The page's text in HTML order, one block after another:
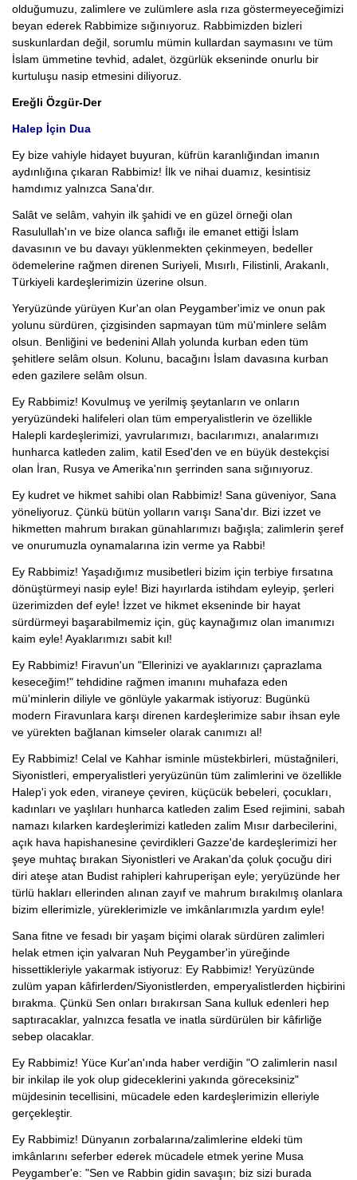
olduğumuzu, zalimlere ve zulümlere asla rıza göstermeyeceğimizi
beyan ederek Rabbimize sığınıyoruz. Rabbimizden bizleri
suskunlardan değil, sorumlu mümin kullardan saymasını ve tüm
İslam ümmetine tevhid, adalet, özgürlük ekseninde onurlu bir
kurtuluşu nasip etmesini diliyoruz.
Ereğli Özgür-Der
Halep İçin Dua
Ey bize vahiyle hidayet buyuran, küfrün karanlığından imanın
aydınlığına çıkaran Rabbimiz! İlk ve nihai duamız, kesintisiz
hamdımız yalnızca Sana'dır.
Salât ve selâm, vahyin ilk şahidi ve en güzel örneği olan
Rasulullah'ın ve bize olanca saflığı ile emanet ettiği İslam
davasının ve bu davayı yüklenmekten çekinmeyen, bedeller
ödemelerine rağmen direnen Suriyeli, Mısırlı, Filistinli, Arakanlı,
Türkiyeli kardeşlerimizin üzerine olsun.
Yeryüzünde yürüyen Kur'an olan Peygamber'imiz ve onun pak
yolunu sürdüren, çizgisinden sapmayan tüm mü'minlere selâm
olsun. Benliğini ve bedenini Allah yolunda kurban eden tüm
şehitlere selâm olsun. Kolunu, bacağını İslam davasına kurban
eden gazilere selâm olsun.
Ey Rabbimiz! Kovulmuş ve yerilmiş şeytanların ve onların
yeryüzündeki halifeleri olan tüm emperyalistlerin ve özellikle
Halepli kardeşlerimizi, yavrularımızı, bacılarımızı, analarımızı
hunharca katleden zalim, katil Esed'den ve en büyük destekçisi
olan İran, Rusya ve Amerika'nın şerrinden sana sığınıyoruz.
Ey kudret ve hikmet sahibi olan Rabbimiz! Sana güveniyor, Sana
yöneliyoruz. Çünkü bütün yolların varışı Sana'dır. Bizi izzet ve
hikmetten mahrum bırakan günahlarımızı bağışla; zalimlerin şeref
ve onurumuzla oynamalarına izin verme ya Rabbi!
Ey Rabbimiz! Yaşadığımız musibetleri bizim için terbiye fırsatına
dönüştürmeyi nasip eyle! Bizi hayırlarda istihdam eyleyip, şerleri
üzerimizden def eyle! İzzet ve hikmet ekseninde bir hayat
sürdürmeyi başarabilmemiz için, güç kaynağımız olan imanımızı
kaim eyle! Ayaklarımızı sabit kıl!
Ey Rabbimiz! Firavun'un "Ellerinizi ve ayaklarınızı çaprazlama
keseceğim!" tehdidine rağmen imanını muhafaza eden
mü'minlerin diliyle ve gönlüyle yakarmak istiyoruz: Bugünkü
modern Firavunlara karşı direnen kardeşlerimize sabır ihsan eyle
ve yürekten bağlanan kimseler olarak canımızı al!
Ey Rabbimiz! Celal ve Kahhar isminle müstekbirleri, müstağnileri,
Siyonistleri, emperyalistleri yeryüzünün tüm zalimlerini ve özellikle
Halep'i yok eden, viraneye çeviren, küçücük bebeleri, çocukları,
kadınları ve yaşlıları hunharca katleden zalim Esed rejimini, sabah
namazı kılarken kardeşlerimizi katleden zalim Mısır darbecilerini,
açık hava hapishanesine çevirdikleri Gazze'de kardeşlerimizi her
şeye muhtaç bırakan Siyonistleri ve Arakan'da çoluk çocuğu diri
diri ateşe atan Budist rahipleri kahruperişan eyle; yeryüzünde her
türlü hakları ellerinden alınan zayıf ve mahrum bırakılmış olanlara
bizim ellerimizle, yüreklerimizle ve imkânlarımızla yardım eyle!
Sana fitne ve fesadı bir yaşam biçimi olarak sürdüren zalimleri
helak etmen için yalvaran Nuh Peygamber'in yüreğinde
hissettikleriyle yakarmak istiyoruz: Ey Rabbimiz! Yeryüzünde
zulüm yapan kâfirlerden/Siyonistlerden, emperyalistlerden hiçbirini
bırakma. Çünkü Sen onları bırakırsan Sana kulluk edenleri hep
saptıracaklar, yalnızca fesatla ve inatla sürdürülen bir kâfirliğe
sebep olacaklar.
Ey Rabbimiz! Yüce Kur'an'ında haber verdiğin "O zalimlerin nasıl
bir inkilap ile yok olup gideceklerini yakında göreceksiniz"
müjdesinin tecellisini, mücadele eden kardeşlerimizin elleriyle
gerçekleştir.
Ey Rabbimiz! Dünyanın zorbalarına/zalimlerine eldeki tüm
imkânlarını seferber ederek mücadele etmek yerine Musa
Peygamber'e: "Sen ve Rabbin gidin savaşın; biz sizi burada